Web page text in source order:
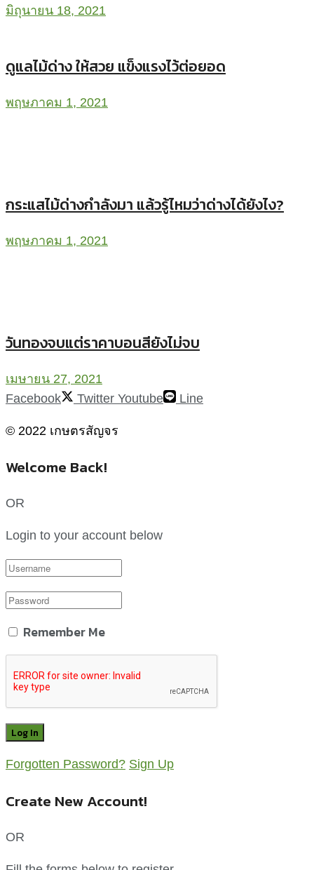
มิถุนายน 18, 2021
ดูแลไม้ด่าง ให้สวย แข็งแรงไว้ต่อยอด
พฤษภาคม 1, 2021
กระแสไม้ด่างกำลังมา แล้วรู้ไหมว่าด่างได้ยังไง?
พฤษภาคม 1, 2021
วันทองจบแต่ราคาบอนสียังไม่จบ
เมษายน 27, 2021
Facebook
Twitter Youtube Line
© 2022 เกษตรสัญจร
Welcome Back!
OR
Login to your account below
Remember Me
Forgotten Password? Sign Up
Create New Account!
OR